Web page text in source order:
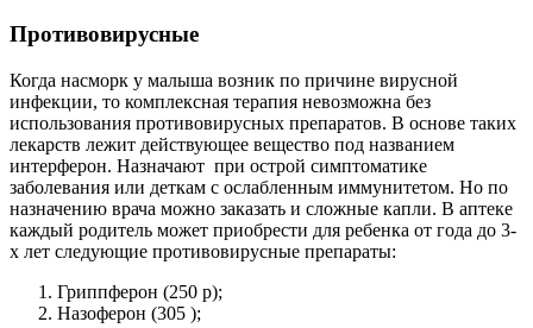
Противовирусные
Когда насморк у малыша возник по причине вирусной
инфекции, то комплексная терапия невозможна без
использования противовирусных препаратов. В основе таких
лекарств лежит действующее вещество под названием
интерферон. Назначают при острой симптоматике
заболевания или деткам с ослабленным иммунитетом. Но по
назначению врача можно заказать и сложные капли. В аптеке
каждый родитель может приобрести для ребенка от года до 3-
х лет следующие противовирусные препараты:
Гриппферон (250 р);
Назоферон (305 );